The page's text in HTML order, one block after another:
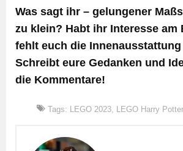
Was sagt ihr – gelungener
zu klein? Habt ihr Interesse am
fehlt euch die Innenausstattung
Schreibt eure Gedanken und
die Kommentare!
Tags: LEGO 2023, LEGO Harry Potter,